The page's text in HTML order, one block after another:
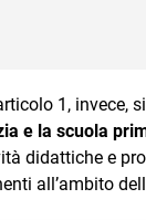
1, invece,
e la scuola
didattiche e
all’ambito